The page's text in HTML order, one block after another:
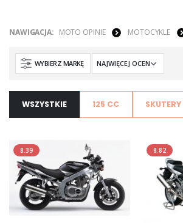
NAWIGACJA: MOTO OPINIE MOTOCYKLE
WYBIERZ MARKĘ
WSZYSTKIE 125 CC SKUTERY
8.39 8.82